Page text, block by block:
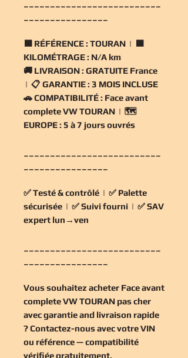
🟧 RÉFÉRENCE : TOURAN | 🟧
KILOMÉTRAGE : N/A km
🚚 LIVRAISON : GRATUITE France
| 📋 GARANTIE : 3 MOIS INCLUSE
🚗COMPATIBILITÉ : Face avant
complete VW TOURAN | 🗺️
EUROPE : 5 à 7 jours ouvrés
✅Testé & contrôlé | ✅ Palette
sécurisée | ✅Suivi fourni | ✅SAV
expert lun→ven
Vous souhaitez acheter Face avant
complete VW TOURAN pas cher
avec garantie and livraison rapide
? Contactez-nous avec votre VIN
ou référence — compatibilité
vérifiéegratuitement.